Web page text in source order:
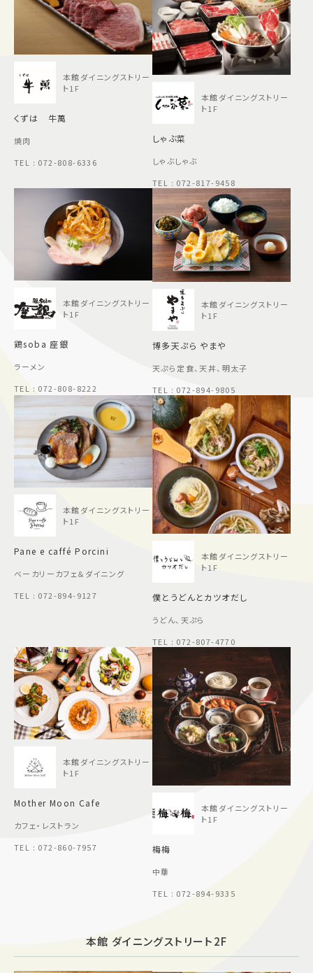
本館ダイニングストリー
ト1F
くずは 牛萬
焼肉
TEL : 072-808-6336
本館ダイニングストリー
ト1F
しゃぶ菜
しゃぶしゃぶ
TEL : 072-817-9458
本館ダイニングストリー
ト1F
鶏soba 座銀
ラーメン
TEL : 072-808-8222
本館ダイニングストリー
ト1F
博多天ぷら やまや
天ぷら定食、天丼、明太子
TEL : 072-894-9805
本館ダイニングストリー
ト1F
Pane e caffé Porcini
ベーカリーカフェ＆ダイニング
TEL : 072-894-9127
本館ダイニングストリー
ト1F
僕とうどんとカツオだし
うどん、天ぷら
TEL : 072-807-4770
本館ダイニングストリー
ト1F
Mother Moon Cafe
カフェ・レストラン
TEL : 072-860-7957
本館ダイニングストリー
ト1F
梅梅
中華
TEL : 072-894-9335
本館 ダイニングストリート2F